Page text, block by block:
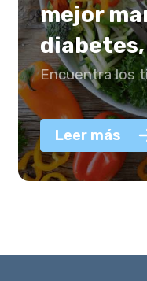
mejor
Encuentra los
Leer más